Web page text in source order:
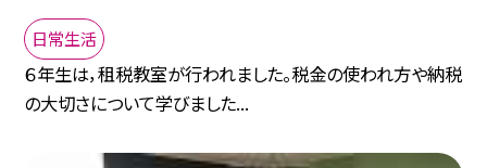
日常生活
６年生は，租税教室が行われました。税金の使われ方や納税
の大切さについて学びました...